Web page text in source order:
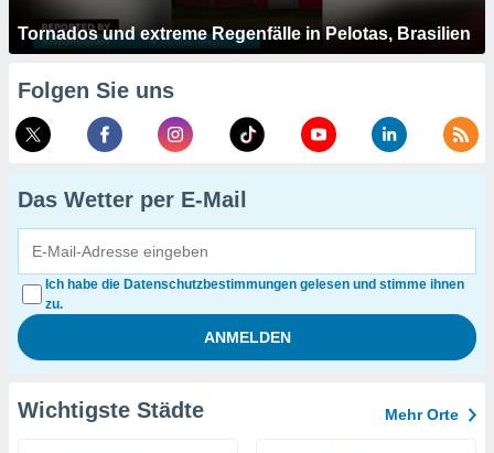
Tornados und extreme Regenfälle in Pelotas, Brasilien
Folgen Sie uns
Das Wetter per E-Mail
Ich habe die Datenschutzbestimmungen gelesen und stimme ihnen
zu.
Wichtigste Städte Mehr Orte